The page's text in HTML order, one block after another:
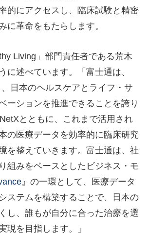
的にアクセスし、臨床試験と精密
に革命をもたらします。
Living」部門責任者である荒木
に述べています。「富士通は、
日本のヘルスケアとライフ・サ
ーションを推進できることを誇り
とともに、これまで活用され
の医療データを効率的に臨床研究
を整えていきます。富士通は、社
組みをベースとしたビジネス・モ
』の一環として、医療データ
ステムを構築することで、日本の
し、誰もが自分に合った治療を選
現を目指します。」